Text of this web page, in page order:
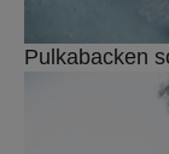
Pulkabacken